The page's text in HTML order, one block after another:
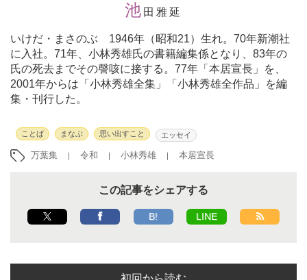
池 田雅延
いけだ・まさのぶ 1946年（昭和21）生れ。70年新潮社
に入社。71年、小林秀雄氏の書籍編集係となり、83年の
氏の死去までその謦咳に接する。77年「本居宣長」を、
2001年からは「小林秀雄全集」「小林秀雄全作品」を編
集・刊行した。
ことば まなぶ 思い出すこと エッセイ
万葉集 令和 小林秀雄 本居宣長
この記事をシェアする
B! LINE